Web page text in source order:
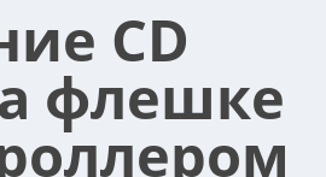
CD
флешке